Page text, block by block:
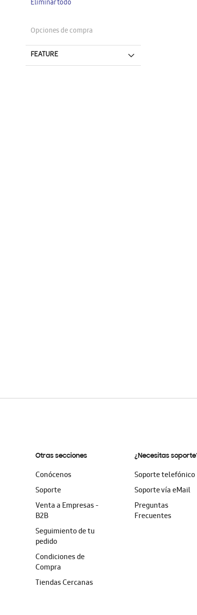
artículo
Eliminar todo
Opciones de compra
FEATURE
Otras secciones
Conócenos
Soporte
Venta a Empresas -
B2B
Seguimiento de tu
pedido
Condiciones de
Compra
Tiendas Cercanas
¿Necesitas
Soporte telefónico
Soporte vía eMail
Preguntas
Frecuentes